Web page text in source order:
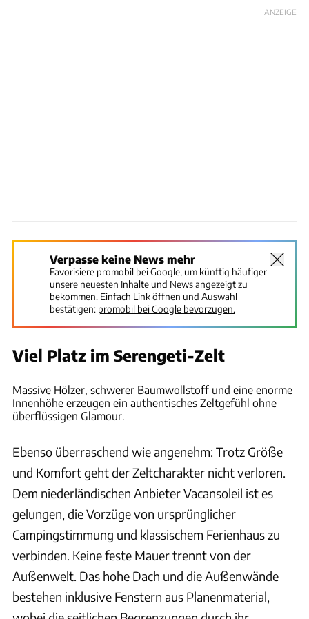
ANZEIGE
Verpasse keine News mehr
Favorisiere promobil bei Google, um künftig häufiger
unsere neuesten Inhalte und News angezeigt zu
bekommen. Einfach Link öffnen und Auswahl
bestätigen: promobil bei Google bevorzugen.
Viel Platz im Serengeti-Zelt
Massive Hölzer, schwerer Baumwollstoff und eine enorme
Innenhöhe erzeugen ein authentisches Zeltgefühl ohne
überflüssigen Glamour.
Ebenso überraschend wie angenehm: Trotz Größe
und Komfort geht der Zeltcharakter nicht verloren.
Dem niederländischen Anbieter Vacansoleil ist es
gelungen, die Vorzüge von ursprünglicher
Campingstimmung und klassischem Ferienhaus zu
verbinden. Keine feste Mauer trennt von der
Außenwelt. Das hohe Dach und die Außenwände
bestehen inklusive Fenstern aus Planenmaterial,